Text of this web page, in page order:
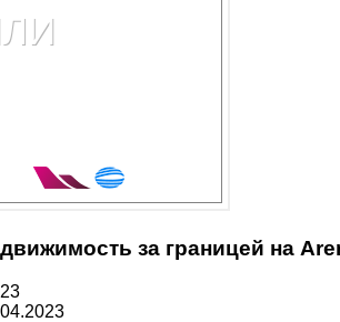
за границей на